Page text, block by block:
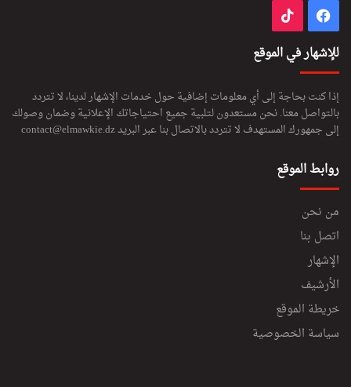
فيسبوك
للإشهار في الموقع
إذا كنت بحاجة إلى أي معلومات إضافية حول خدمات الإشهار لدينا، لا تتردد
بالتواصل معنا. نحن مستعدون لتلبية جميع احتياجاتك الإعلانية وضمان وصولك
إلى جمهورك المستهدف لا تتردد بالاتصال بنا عبر البريدcontact@elmawkie.dz
روابط الموقع
من نحن
اتصل بنا
الإشهار
الأرشيف
خريطة الموقع
سياسة الخصوصية